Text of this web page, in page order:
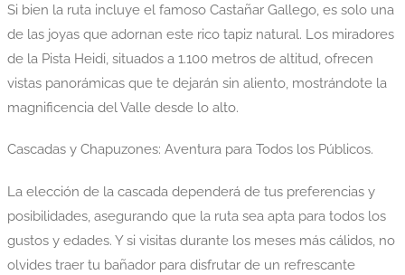
Si bien la ruta incluye el famoso Castañar Gallego, es solo una
de las joyas que adornan este rico tapiz natural. Los miradores
de la Pista Heidi, situados a 1.100 metros de altitud, ofrecen
vistas panorámicas que te dejarán sin aliento, mostrándote la
magnificencia del Valle desde lo alto.
Cascadas y Chapuzones: Aventura para Todos los Públicos.
La elección de la cascada dependerá de tus preferencias y
posibilidades, asegurando que la ruta sea apta para todos los
gustos y edades. Y si visitas durante los meses más cálidos, no
olvides traer tu bañador para disfrutar de un refrescante